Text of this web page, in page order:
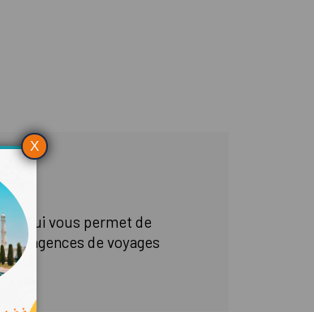
ce qui vous permet de
agences de voyages
X